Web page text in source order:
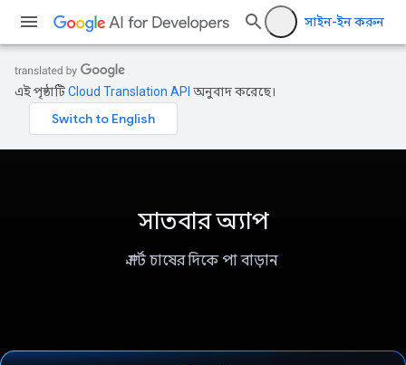
সাইন-ইন করুন
এই পৃষ্ঠাটিCloud Translation API অনুবাদ করেছে।
সাতবার অ্যাপ
স্মার্ট চাষের দিকে পা বাড়ান